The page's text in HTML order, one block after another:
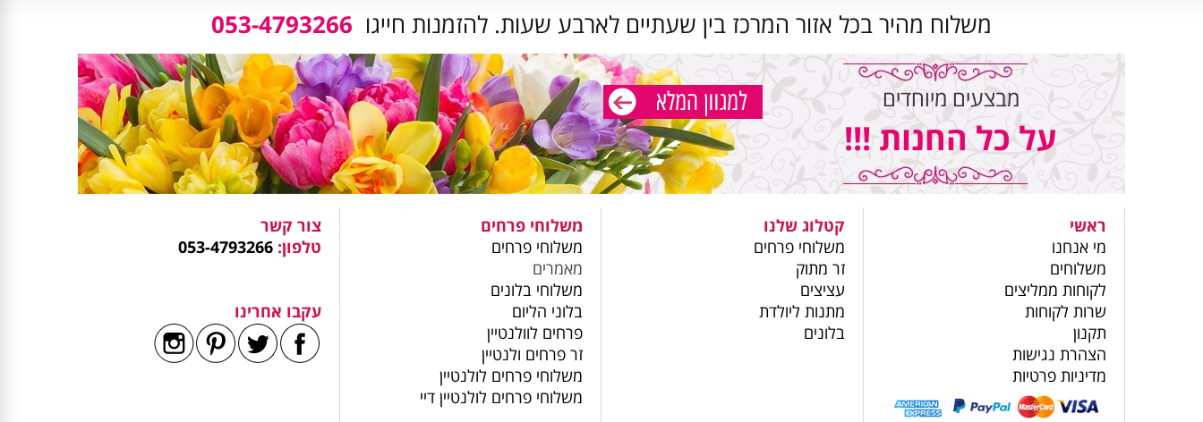
משלוח מהיר בכל אזור המרכז בין שעתיים לארבע שעות. להזמנות חייגו 053-4793266
מבצעים מיוחדים
על כל החנות !!!
ראשי
מי אנחנו
משלוחים
לקוחות ממליצים
שרות לקוחות
תקנון
הצהרת נגישות
מדיניות פרטיות
קטלוג שלנו
משלוחי פרחים
זר מתוק
עציצים
מתנות ליולדת
בלונים
משלוחי פרחים
משלוחי פרחים
מאמרים
משלוחי בלונים
בלוני הליום
פרחים לוולנטיין
זר פרחים ולנטיין
משלוחי פרחים לולנטיין
משלוחי פרחים לולנטיין דיי
צור קשר
טלפון:053-4793266
עקבו אחרינו